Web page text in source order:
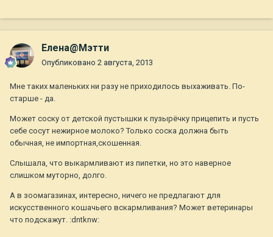
Елена@Мэтти
Опубликовано 2 августа, 2013
Мне таких маленьких ни разу не приходилось выхаживать. По-
старше - да.
Может соску от детской пустышки к пузырёчку прицепить и пусть
себе сосут нежирное молоко? Только соска должна быть
обычная, не импортная,скошенная.
Слышала, что выкармливают из пипетки, но это наверное
слишком муторно, долго.
А в зоомагазинах, интересно, ничего не предлагают для
искусственного кошачьего вскармливания? Может ветеринары
что подскажут. :dntknw: